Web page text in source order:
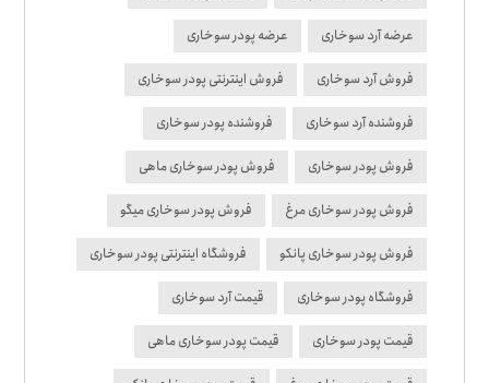
عرضه آرد سوخاری عرضه پودر سوخاری
فروش آرد سوخاری فروش اینترنتی پودر سوخاری
فروشنده آرد سوخاری فروشنده پودر سوخاری
فروش پودر سوخاری فروش پودر سوخاری ماهی
فروش پودر سوخاری مرغ فروش پودر سوخاری میگو
فروش پودر سوخاری پانکو فروشگاه اینترنتی پودر سوخاری
فروشگاه پودر سوخاری قیمت آرد سوخاری
قیمت پودر سوخاری قیمت پودر سوخاری ماهی